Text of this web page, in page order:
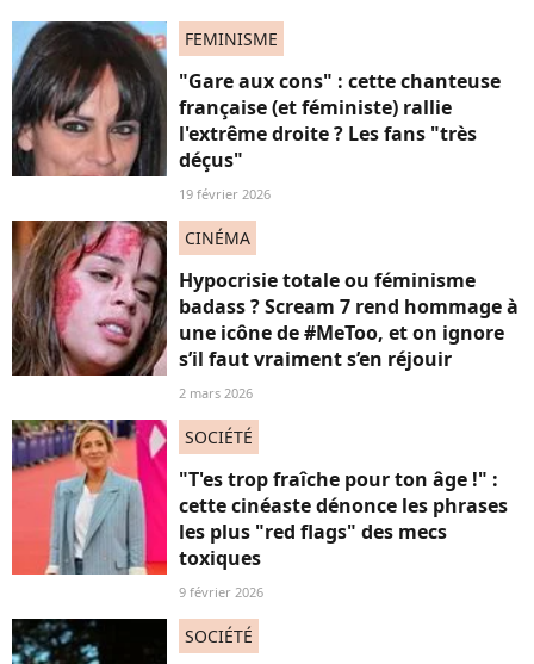
FEMINISME
"Gare aux cons" : cette chanteuse
française (et féministe) rallie
l'extrême droite ? Les fans "très
déçus"
19 février 2026
CINÉMA
Hypocrisie totale ou féminisme
badass ? Scream 7 rend hommage à
une icône de #MeToo, et on ignore
s’il faut vraiment s’en réjouir
2 mars 2026
SOCIÉTÉ
"T'es trop fraîche pour ton âge !" :
cette cinéaste dénonce les phrases
les plus "red flags" des mecs
toxiques
9 février 2026
SOCIÉTÉ